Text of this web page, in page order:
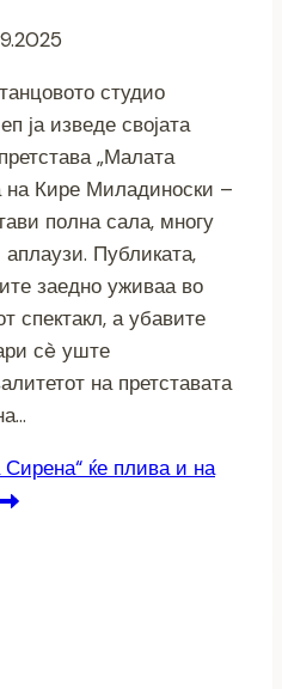
студио
ја изведе својата
„Малата
на Кире Миладиноски –
полна сала, многу
Публиката,
заедно уживаа во
спектакл, а убавите
сè уште
на претставата
ќе плива и на